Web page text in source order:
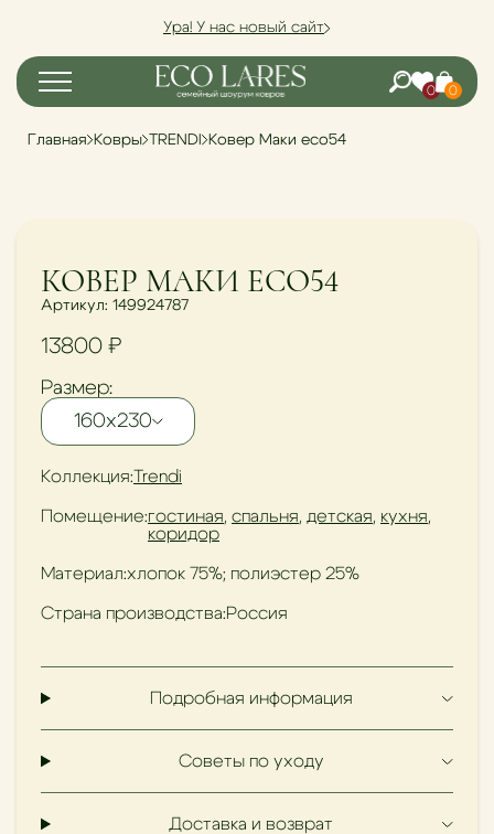
Ура! У нас новый сайт
0 0
Главная Ковры TRENDI Ковер Маки eco54
КОВЕР МАКИ ECO54
Артикул: 149924787
13800 ₽
Размер:
160х230
Коллекция:Trendi
Помещение:гостиная, спальня, детская, кухня,
коридор
Материал:хлопок 75%; полиэстер 25%
Страна производства:Россия
Подробная информация
Советы по уходу
Доставка и возврат